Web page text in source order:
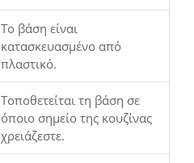
Το βάση είναι
κατασκευασμένο από
πλαστικό.
Τοποθετείται τη βάση σε
όποιο σημείο της κουζίνας
χρειάζεστε.